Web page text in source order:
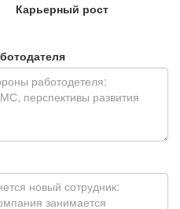
Карьерный рост